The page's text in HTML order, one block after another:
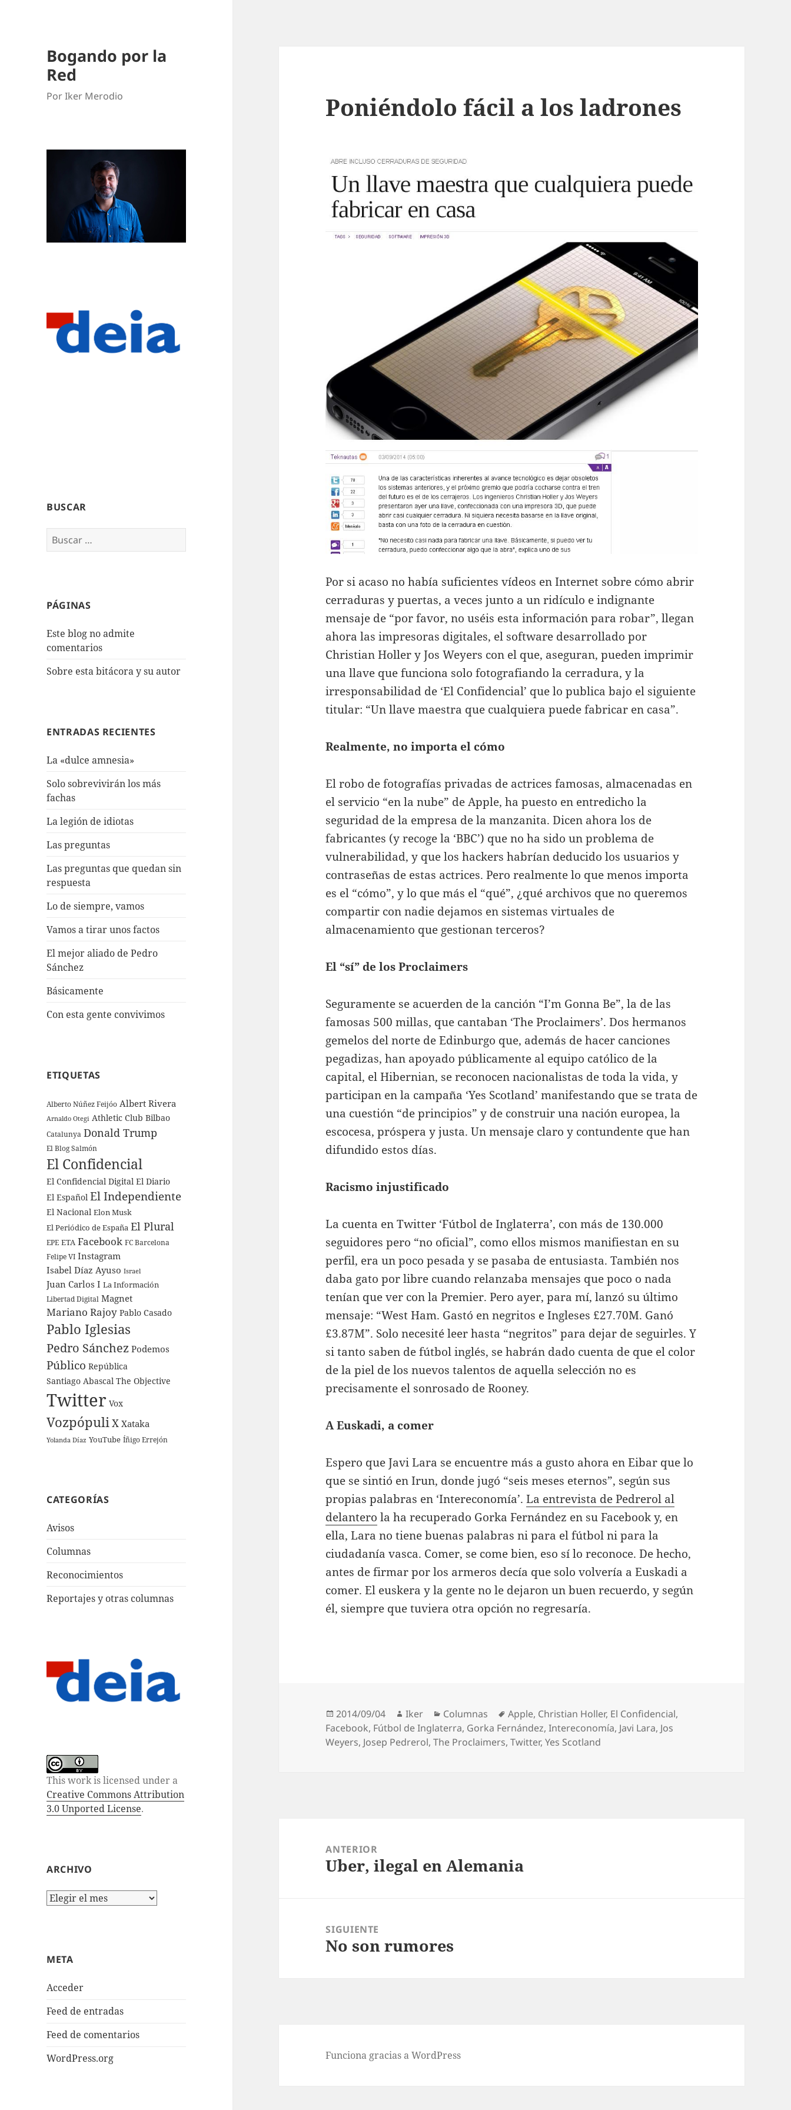
Bogando por la
Red
Por Iker Merodio
BUSCAR
Buscar:
PÁGINAS
Este blog no admite
comentarios
Sobre esta bitácora y su autor
ENTRADAS RECIENTES
La «dulce amnesia»
Solo sobrevivirán los más
fachas
La legión de idiotas
Las preguntas
Las preguntas que quedan sin
respuesta
Lo de siempre, vamos
Vamos a tirar unos factos
El mejor aliado de Pedro
Sánchez
Básicamente
Con esta gente convivimos
ETIQUETAS
Alberto Núñez Feijóo Albert Rivera
Arnaldo Otegi Athletic Club Bilbao
Catalunya Donald Trump
El Blog Salmón
El Confidencial
El Confidencial Digital El Diario
El Español El Independiente
El Nacional Elon Musk
El Periódico de España El Plural
EPE ETA Facebook FC Barcelona
Felipe VI Instagram
Isabel Díaz Ayuso Israel
Juan Carlos I La Información
Libertad Digital Magnet
Mariano Rajoy Pablo Casado
Pablo Iglesias
Pedro Sánchez Podemos
Público República
Santiago Abascal The Objective
Twitter Vox
Vozpópuli X Xataka
Yolanda Díaz YouTube Íñigo Errejón
CATEGORÍAS
Avisos
Columnas
Reconocimientos
Reportajes y otras columnas
This work is licensed under a
Creative Commons Attribution
3.0 Unported License.
ARCHIVO
Archivo
META
Acceder
Feed de entradas
Feed de comentarios
WordPress.org
Poniéndolo fácil a los ladrones
Por si acaso no había suficientes vídeos en Internet sobre cómo abrir
cerraduras y puertas, a veces junto a un ridículo e indignante
mensaje de “por favor, no uséis esta información para robar”, llegan
ahora las impresoras digitales, el software desarrollado por
Christian Holler y Jos Weyers con el que, aseguran, pueden imprimir
una llave que funciona solo fotografiando la cerradura, y la
irresponsabilidad de ‘El Confidencial’ que lo publica bajo el siguiente
titular: “Un llave maestra que cualquiera puede fabricar en casa”.
Realmente, no importa el cómo
El robo de fotografías privadas de actrices famosas, almacenadas en
el servicio “en la nube” de Apple, ha puesto en entredicho la
seguridad de la empresa de la manzanita. Dicen ahora los de
fabricantes (y recoge la ‘BBC’) que no ha sido un problema de
vulnerabilidad, y que los hackers habrían deducido los usuarios y
contraseñas de estas actrices. Pero realmente lo que menos importa
es el “cómo”, y lo que más el “qué”, ¿qué archivos que no queremos
compartir con nadie dejamos en sistemas virtuales de
almacenamiento que gestionan terceros?
El “sí” de los Proclaimers
Seguramente se acuerden de la canción “I’m Gonna Be”, la de las
famosas 500 millas, que cantaban ‘The Proclaimers’. Dos hermanos
gemelos del norte de Edinburgo que, además de hacer canciones
pegadizas, han apoyado públicamente al equipo católico de la
capital, el Hibernian, se reconocen nacionalistas de toda la vida, y
participan en la campaña ‘Yes Scotland’ manifestando que se trata de
una cuestión “de principios” y de construir una nación europea, la
escocesa, próspera y justa. Un mensaje claro y contundente que han
difundido estos días.
Racismo injustificado
La cuenta en Twitter ‘Fútbol de Inglaterra’, con más de 130.000
seguidores pero “no oficial”, como ellos mismos manifiestan en su
perfil, era un poco pesada y se pasaba de entusiasta. También nos
daba gato por libre cuando relanzaba mensajes que poco o nada
tenían que ver con la Premier. Pero ayer, para mí, lanzó su último
mensaje: “West Ham. Gastó en negritos e Ingleses £27.70M. Ganó
£3.87M”. Solo necesité leer hasta “negritos” para dejar de seguirles. Y
si tanto saben de fútbol inglés, se habrán dado cuenta de que el color
de la piel de los nuevos talentos de aquella selección no es
precisamente el sonrosado de Rooney.
A Euskadi, a comer
Espero que Javi Lara se encuentre más a gusto ahora en Eibar que lo
que se sintió en Irun, donde jugó “seis meses eternos”, según sus
propias palabras en ‘Intereconomía’.La entrevista de Pedrerol al
delantero la ha recuperado Gorka Fernández en su Facebook y, en
ella, Lara no tiene buenas palabras ni para el fútbol ni para la
ciudadanía vasca. Comer, se come bien, eso sí lo reconoce. De hecho,
antes de firmar por los armeros decía que solo volvería a Euskadi a
comer. El euskera y la gente no le dejaron un buen recuerdo, y según
él, siempre que tuviera otra opción no regresaría.
Publicado
el
2014/09/04 Autor
Iker Categorías
Columnas Etiquetas
Apple, Christian Holler, El Confidencial,
Facebook, Fútbol de Inglaterra, Gorka Fernández,Intereconomía, Javi Lara, Jos
Weyers, Josep Pedrerol,The Proclaimers,Twitter,Yes Scotland
entradas
ANTERIOR
Entrada
Uber, ilegal en Alemania
SIGUIENTE
Entrada
No son rumores
Funciona gracias a WordPress